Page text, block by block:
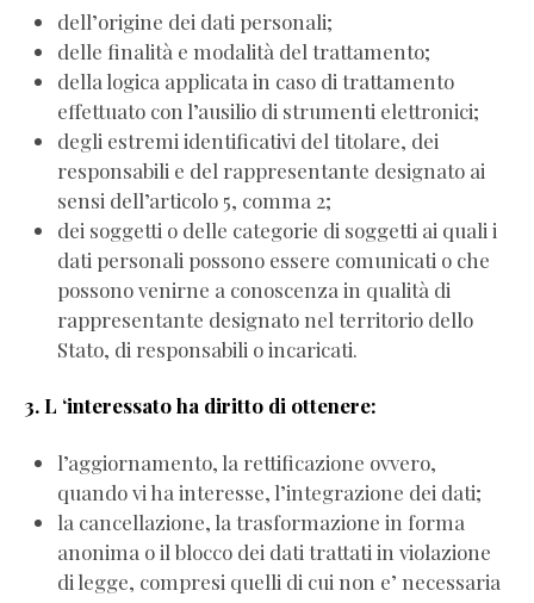
clienti
Termini
e
condizioni
dell’origine dei dati personali;
delle finalità e modalità del trattamento;
della logica applicata in caso di trattamento
effettuato con l’ausilio di strumenti elettronici;
degli estremi identificativi del titolare, dei
responsabili e del rappresentante designato ai
sensi dell’articolo 5, comma 2;
dei soggetti o delle categorie di soggetti ai quali i
dati personali possono essere comunicati o che
possono venirne a conoscenza in qualità di
rappresentante designato nel territorio dello
Stato, di responsabili o incaricati.
3. L ‘interessato ha diritto di ottenere:
l’aggiornamento, la rettificazione ovvero,
quando vi ha interesse, l’integrazione dei dati;
la cancellazione, la trasformazione in forma
anonima o il blocco dei dati trattati in violazione
di legge, compresi quelli di cui non e’ necessaria